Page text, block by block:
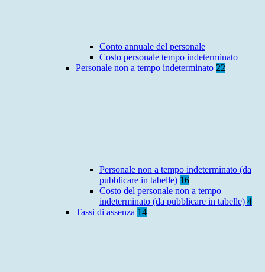
Conto annuale del personale
Costo personale tempo indeterminato
Personale non a tempo indeterminato 22
Personale non a tempo indeterminato (da
pubblicare in tabelle) 16
Costo del personale non a tempo
indeterminato (da pubblicare in tabelle) 4
Tassi di assenza 14